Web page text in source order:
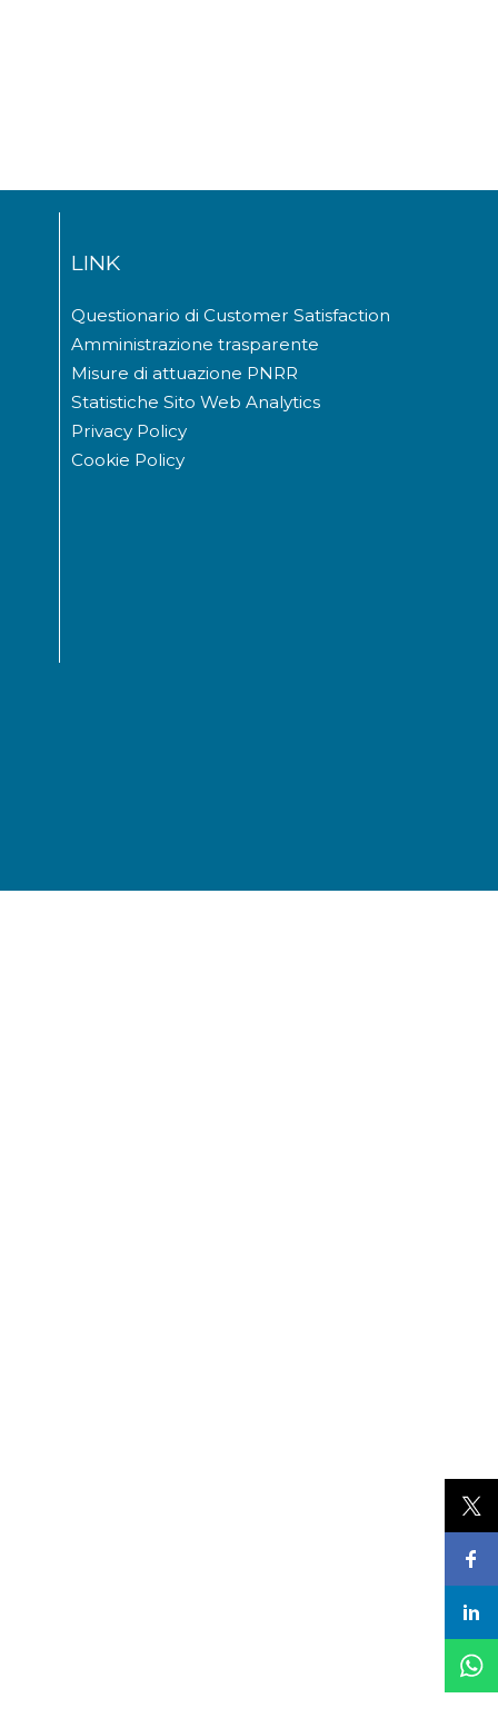
LINK
Questionario di Customer Satisfaction
Amministrazione trasparente
Misure di attuazione PNRR
Statistiche Sito Web Analytics
Privacy Policy
Cookie Policy